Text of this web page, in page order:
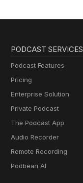
PODCAST SERVICES
Podcast Features
Pricing
Enterprise Solution
Private Podcast
The Podcast App
Audio Recorder
Remote Recording
Podbean AI